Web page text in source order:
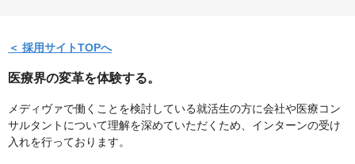
＜ 採用サイトTOPへ
医療界の変革を体験する。
メディヴァで働くことを検討している就活生の方に会社や医療コン
サルタントについて理解を深めていただくため、インターンの受け
入れを行っております。